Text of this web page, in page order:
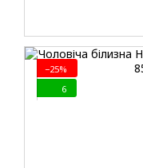
−25%
6